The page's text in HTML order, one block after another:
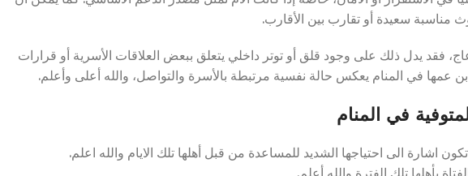
مناسبة سعيدة أو تقارب بين الأقارب.
فقد يدل ذلك على وجود قلق أو توتر داخلي يتعلق ببعض العلاقات الأسرية أو قرارات
عمها في المنام يعكس حالة نفسية مرتبطة بالأسرة والتواصل، والله أعلى وأعلم.
في المنام
اشارة الى احتياجها الشديد للمساعدة من قبل أهلها تلك الايام والله اعلم.
بأهلها تلك الفترة والله أعلم.